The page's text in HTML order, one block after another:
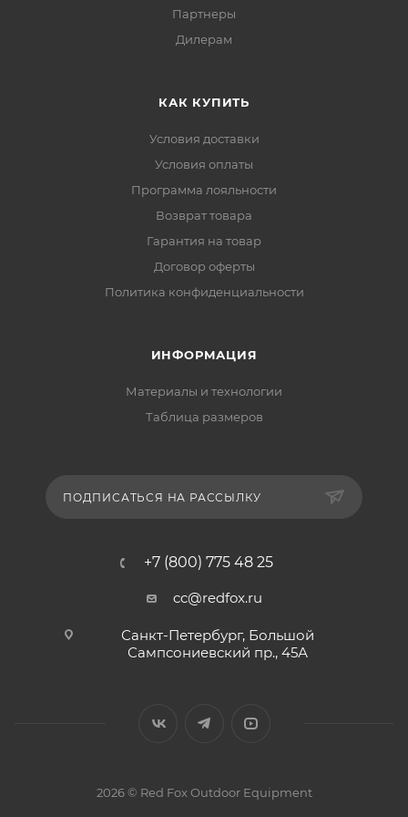
Партнеры
Дилерам
КАК КУПИТЬ
Условия доставки
Условия оплаты
Программа лояльности
Возврат товара
Гарантия на товар
Договор оферты
Политика конфиденциальности
ИНФОРМАЦИЯ
Материалы и технологии
Таблица размеров
ПОДПИСАТЬСЯ НА РАССЫЛКУ
+7 (800) 775 48 25
cc@redfox.ru
Санкт-Петербург, Большой
Сампсониевский пр., 45А
2026 © Red Fox Outdoor Equipment